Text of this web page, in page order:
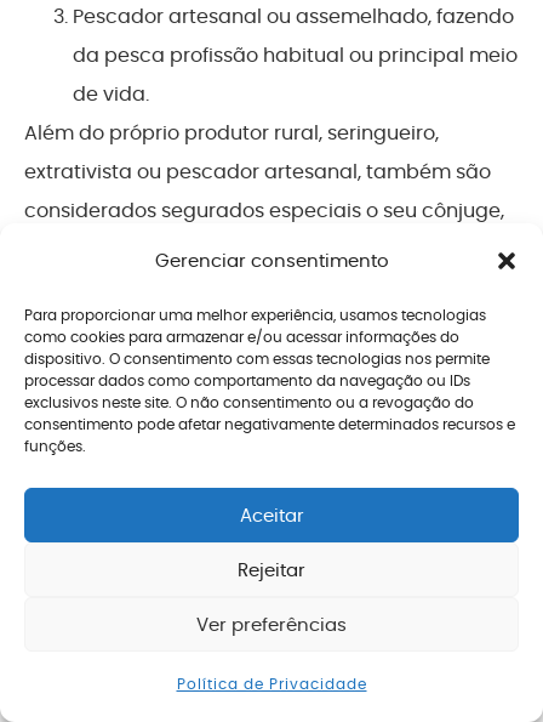
Gerenciar consentimento
Para proporcionar uma melhor experiência, usamos tecnologias
como cookies para armazenar e/ou acessar informações do
dispositivo. O consentimento com essas tecnologias nos permite
processar dados como comportamento da navegação ou IDs
exclusivos neste site. O não consentimento ou a revogação do
consentimento pode afetar negativamente determinados recursos e
funções.
Aceitar
Rejeitar
Ver preferências
Política de Privacidade
Pescador artesanal ou assemelhado, fazendo
da pesca profissão habitual ou principal meio
de vida.
Além do próprio produtor rural, seringueiro,
extrativista ou pescador artesanal, também são
considerados segurados especiais o seu cônjuge,
companheiro(a) ou filho com mais de 16 anos que
Ao contrário de todos os demais segurados, o
segurado especial não precisa pagar uma
contribuição previdenciária diretamente para o
INSS.
Na realidade, as empresas que compram a
uma contribuição no percentual de 1,3% desta
comercialização.